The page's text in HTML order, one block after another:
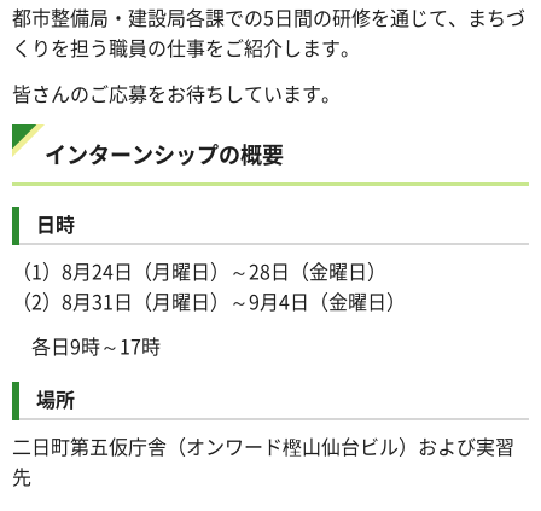
都市整備局・建設局各課での5日間の研修を通じて、まちづ
くりを担う職員の仕事をご紹介します。
皆さんのご応募をお待ちしています。
インターンシップの概要
日時
（1）8月24日（月曜日）～28日（金曜日）
（2）8月31日（月曜日）～9月4日（金曜日）
各日9時～17時
場所
二日町第五仮庁舎（オンワード樫山仙台ビル）および実習
先